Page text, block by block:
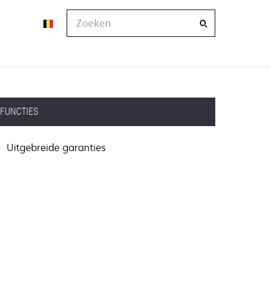
Zoeken
FUNCTIES
Uitgebreide garanties